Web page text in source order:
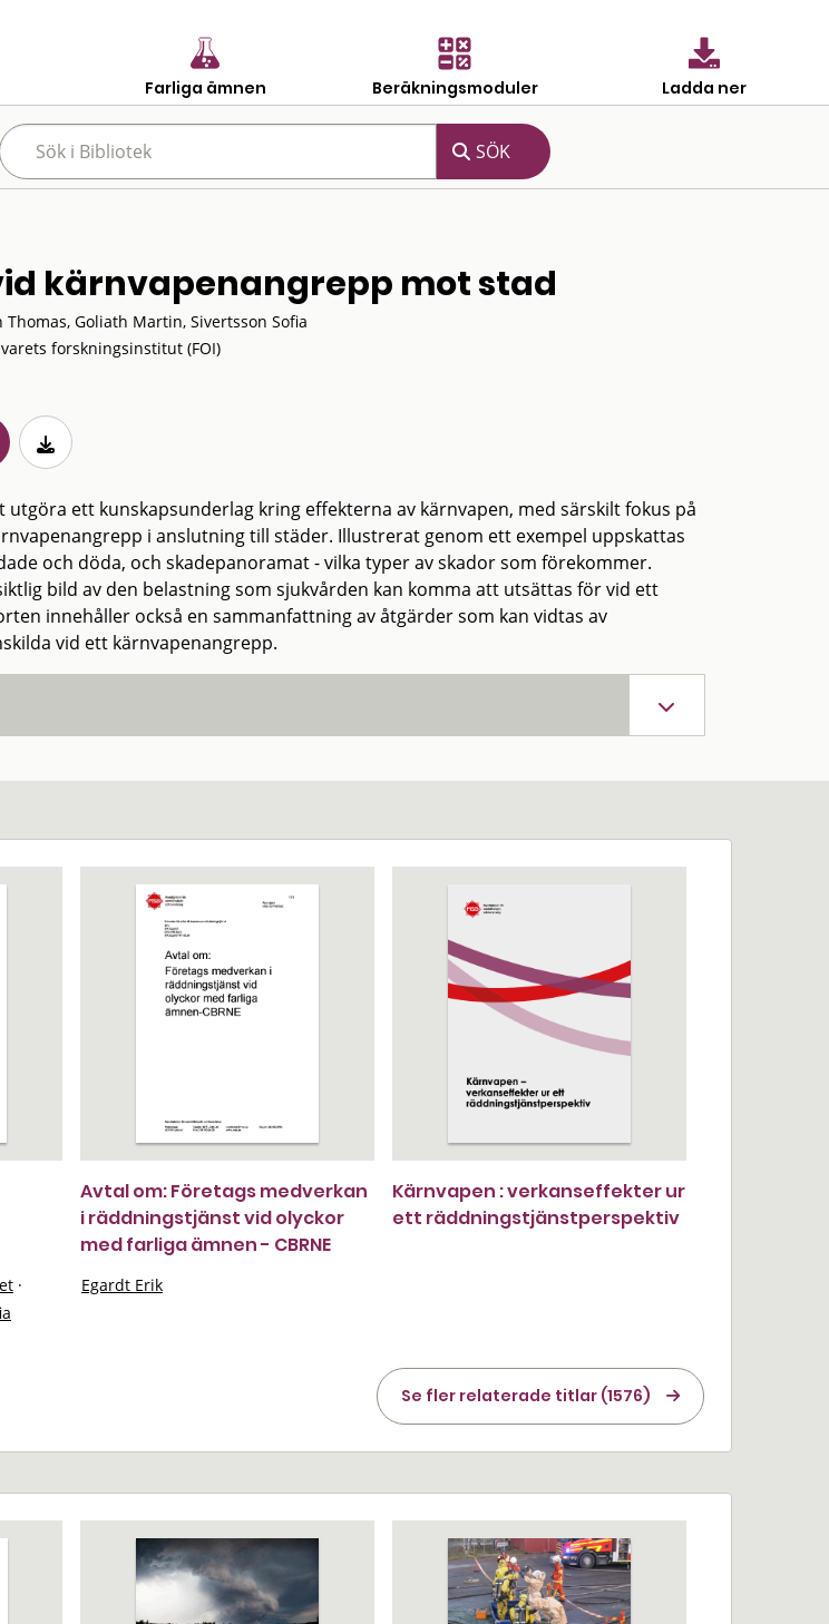
Farliga ämnen Beräkningsmoduler Ladda ner
kärnvapenangrepp mot stad
Thomas, Goliath Martin, Sivertsson Sofia
forskningsinstitut (FOI)
ett kunskapsunderlag kring effekterna av kärnvapen, med särskilt fokus på
i anslutning till städer. Illustrerat genom ett exempel uppskattas
och döda, och skadepanoramat - vilka typer av skador som förekommer.
bild av den belastning som sjukvården kan komma att utsättas för vid ett
innehåller också en sammanfattning av åtgärder som kan vidtas av
vid ett kärnvapenangrepp.
·
Avtal om: Företags medverkan
i räddningstjänst vid olyckor
med farliga ämnen - CBRNE
Egardt Erik
Kärnvapen : verkanseffekter ur
ett räddningstjänstperspektiv
Se fler relaterade titlar (1576)